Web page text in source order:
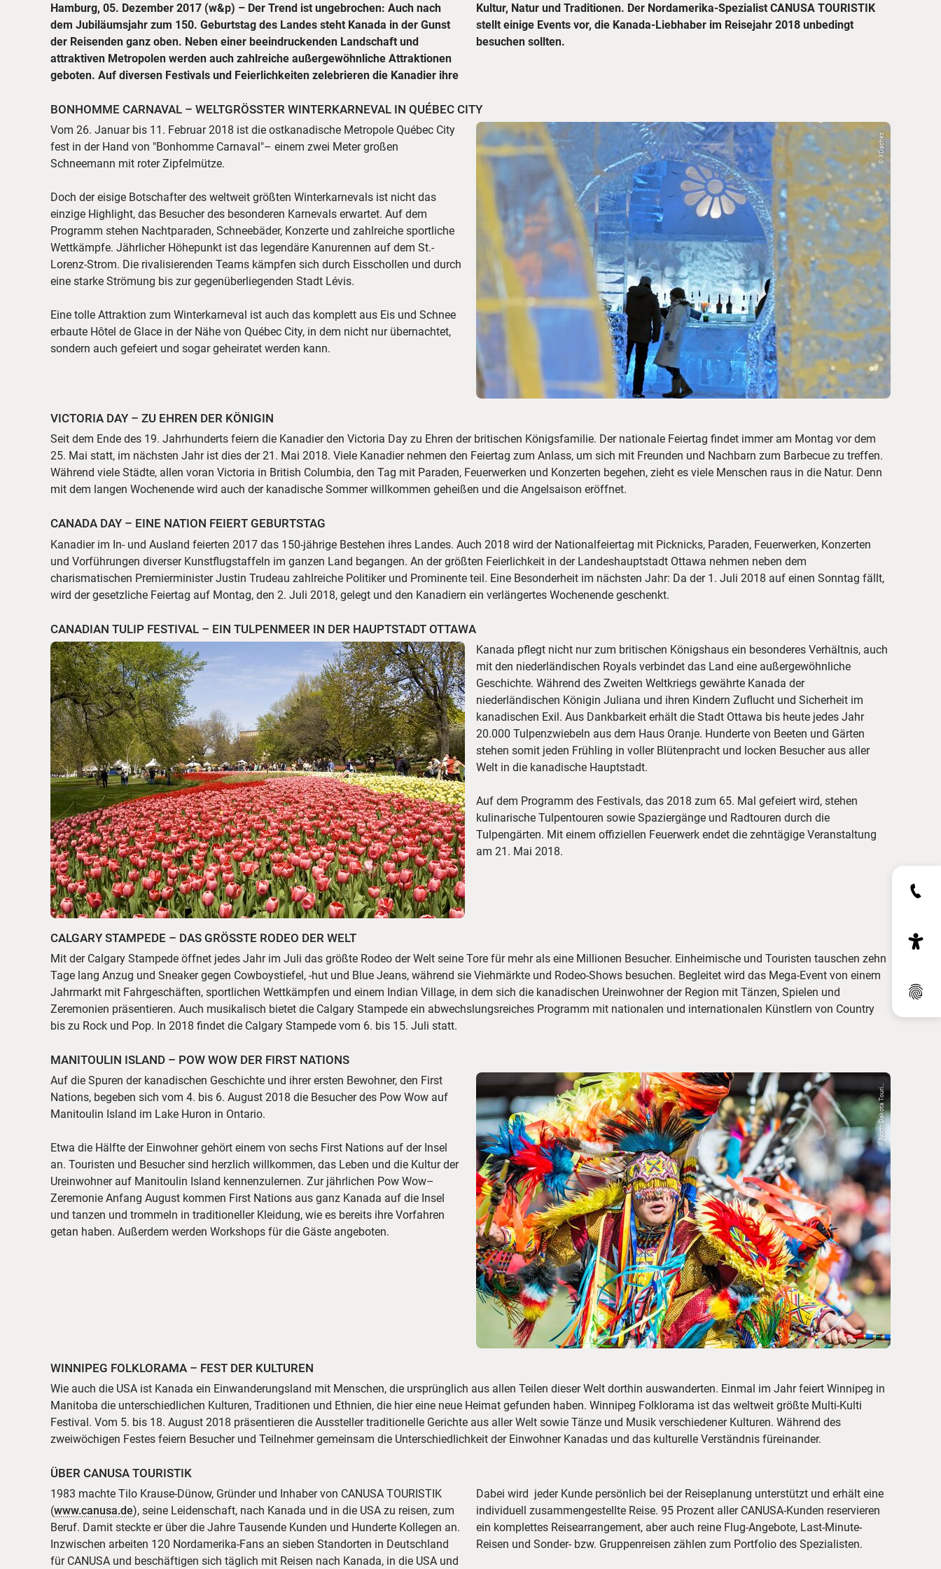
Hamburg, 05. Dezember 2017 (w&p) – Der Trend ist ungebrochen: Auch nach
dem Jubiläumsjahr zum 150. Geburtstag des Landes steht Kanada in der Gunst
der Reisenden ganz oben. Neben einer beeindruckenden Landschaft und
attraktiven Metropolen werden auch zahlreiche außergewöhnliche Attraktionen
geboten. Auf diversen Festivals und Feierlichkeiten zelebrieren die Kanadier ihre
Kultur, Natur und Traditionen. Der Nordamerika-Spezialist CANUSA TOURISTIK
stellt einige Events vor, die Kanada-Liebhaber im Reisejahr 2018 unbedingt
besuchen sollten.
BONHOMME CARNAVAL – WELTGRÖSSTER WINTERKARNEVAL IN QUÉBEC CITY
Vom 26. Januar bis 11. Februar 2018 ist die ostkanadische Metropole Québec City
fest in der Hand von "Bonhomme Carnaval"– einem zwei Meter großen
Schneemann mit roter Zipfelmütze.
Doch der eisige Botschafter des weltweit größten Winterkarnevals ist nicht das
einzige Highlight, das Besucher des besonderen Karnevals erwartet. Auf dem
Programm stehen Nachtparaden, Schneebäder, Konzerte und zahlreiche sportliche
Wettkämpfe. Jährlicher Höhepunkt ist das legendäre Kanurennen auf dem St.-
Lorenz-Strom. Die rivalisierenden Teams kämpfen sich durch Eisschollen und durch
eine starke Strömung bis zur gegenüberliegenden Stadt Lévis.
Eine tolle Attraktion zum Winterkarneval ist auch das komplett aus Eis und Schnee
erbaute Hôtel de Glace in der Nähe von Québec City, in dem nicht nur übernachtet,
sondern auch gefeiert und sogar geheiratet werden kann.
© XDachez
VICTORIA DAY – ZU EHREN DER KÖNIGIN
Seit dem Ende des 19. Jahrhunderts feiern die Kanadier den Victoria Day zu Ehren der britischen Königsfamilie. Der nationale Feiertag findet immer am Montag vor dem
25. Mai statt, im nächsten Jahr ist dies der 21. Mai 2018. Viele Kanadier nehmen den Feiertag zum Anlass, um sich mit Freunden und Nachbarn zum Barbecue zu treffen.
Während viele Städte, allen voran Victoria in British Columbia, den Tag mit Paraden, Feuerwerken und Konzerten begehen, zieht es viele Menschen raus in die Natur. Denn
mit dem langen Wochenende wird auch der kanadische Sommer willkommen geheißen und die Angelsaison eröffnet.
CANADA DAY – EINE NATION FEIERT GEBURTSTAG
Kanadier im In- und Ausland feierten 2017 das 150-jährige Bestehen ihres Landes. Auch 2018 wird der Nationalfeiertag mit Picknicks, Paraden, Feuerwerken, Konzerten
und Vorführungen diverser Kunstflugstaffeln im ganzen Land begangen. An der größten Feierlichkeit in der Landeshauptstadt Ottawa nehmen neben dem
charismatischen Premierminister Justin Trudeau zahlreiche Politiker und Prominente teil. Eine Besonderheit im nächsten Jahr: Da der 1. Juli 2018 auf einen Sonntag fällt,
wird der gesetzliche Feiertag auf Montag, den 2. Juli 2018, gelegt und den Kanadiern ein verlängertes Wochenende geschenkt.
CANADIAN TULIP FESTIVAL – EIN TULPENMEER IN DER HAUPTSTADT OTTAWA
© Ottawa Tourism
Kanada pflegt nicht nur zum britischen Königshaus ein besonderes Verhältnis, auch
mit den niederländischen Royals verbindet das Land eine außergewöhnliche
Geschichte. Während des Zweiten Weltkriegs gewährte Kanada der
niederländischen Königin Juliana und ihren Kindern Zuflucht und Sicherheit im
kanadischen Exil. Aus Dankbarkeit erhält die Stadt Ottawa bis heute jedes Jahr
20.000 Tulpenzwiebeln aus dem Haus Oranje. Hunderte von Beeten und Gärten
stehen somit jeden Frühling in voller Blütenpracht und locken Besucher aus aller
Welt in die kanadische Hauptstadt.
Auf dem Programm des Festivals, das 2018 zum 65. Mal gefeiert wird, stehen
kulinarische Tulpentouren sowie Spaziergänge und Radtouren durch die
Tulpengärten. Mit einem offiziellen Feuerwerk endet die zehntägige Veranstaltung
am 21. Mai 2018.
CALGARY STAMPEDE – DAS GRÖSSTE RODEO DER WELT
Mit der Calgary Stampede öffnet jedes Jahr im Juli das größte Rodeo der Welt seine Tore für mehr als eine Millionen Besucher. Einheimische und Touristen tauschen zehn
Tage lang Anzug und Sneaker gegen Cowboystiefel, -hut und Blue Jeans, während sie Viehmärkte und Rodeo-Shows besuchen. Begleitet wird das Mega-Event von einem
Jahrmarkt mit Fahrgeschäften, sportlichen Wettkämpfen und einem Indian Village, in dem sich die kanadischen Ureinwohner der Region mit Tänzen, Spielen und
Zeremonien präsentieren. Auch musikalisch bietet die Calgary Stampede ein abwechslungsreiches Programm mit nationalen und internationalen Künstlern von Country
bis zu Rock und Pop. In 2018 findet die Calgary Stampede vom 6. bis 15. Juli statt.
MANITOULIN ISLAND – POW WOW DER FIRST NATIONS
Auf die Spuren der kanadischen Geschichte und ihrer ersten Bewohner, den First
Nations, begeben sich vom 4. bis 6. August 2018 die Besucher des Pow Wow auf
Manitoulin Island im Lake Huron in Ontario.
Etwa die Hälfte der Einwohner gehört einem von sechs First Nations auf der Insel
an. Touristen und Besucher sind herzlich willkommen, das Leben und die Kultur der
Ureinwohner auf Manitoulin Island kennenzulernen. Zur jährlichen Pow Wow–
Zeremonie Anfang August kommen First Nations aus ganz Kanada auf die Insel
und tanzen und trommeln in traditioneller Kleidung, wie es bereits ihre Vorfahren
getan haben. Außerdem werden Workshops für die Gäste angeboten.
© North Dakota Touri...
WINNIPEG FOLKLORAMA – FEST DER KULTUREN
Wie auch die USA ist Kanada ein Einwanderungsland mit Menschen, die ursprünglich aus allen Teilen dieser Welt dorthin auswanderten. Einmal im Jahr feiert Winnipeg in
Manitoba die unterschiedlichen Kulturen, Traditionen und Ethnien, die hier eine neue Heimat gefunden haben. Winnipeg Folklorama ist das weltweit größte Multi-Kulti
Festival. Vom 5. bis 18. August 2018 präsentieren die Aussteller traditionelle Gerichte aus aller Welt sowie Tänze und Musik verschiedener Kulturen. Während des
zweiwöchigen Festes feiern Besucher und Teilnehmer gemeinsam die Unterschiedlichkeit der Einwohner Kanadas und das kulturelle Verständnis füreinander.
ÜBER CANUSA TOURISTIK
1983 machte Tilo Krause-Dünow, Gründer und Inhaber von CANUSA TOURISTIK
(www.canusa.de), seine Leidenschaft, nach Kanada und in die USA zu reisen, zum
Beruf. Damit steckte er über die Jahre Tausende Kunden und Hunderte Kollegen an.
Inzwischen arbeiten 120 Nordamerika-Fans an sieben Standorten in Deutschland
für CANUSA und beschäftigen sich täglich mit Reisen nach Kanada, in die USA und
Dabei wird jeder Kunde persönlich bei der Reiseplanung unterstützt und erhält eine
individuell zusammengestellte Reise. 95 Prozent aller CANUSA-Kunden reservieren
ein komplettes Reisearrangement, aber auch reine Flug-Angebote, Last-Minute-
Reisen und Sonder- bzw. Gruppenreisen zählen zum Portfolio des Spezialisten.